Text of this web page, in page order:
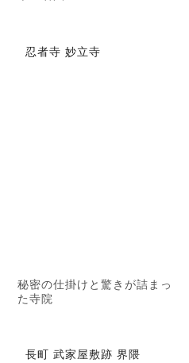
忍者寺 妙立寺
秘密の仕掛けと驚きが詰まっ
た寺院
長町 武家屋敷跡 界隈